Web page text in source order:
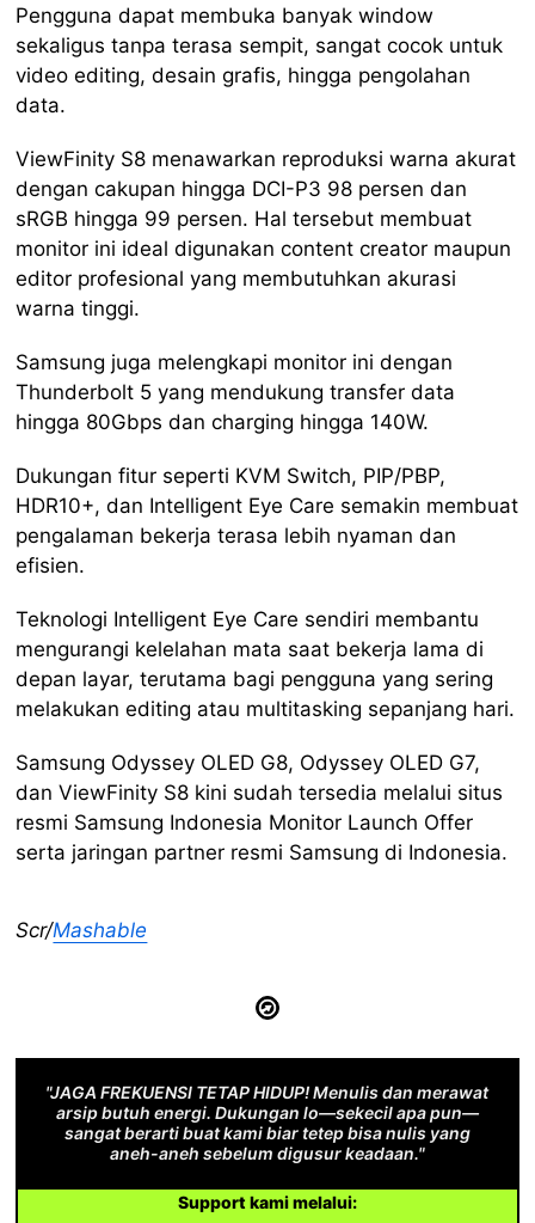
Pengguna dapat membuka banyak window
sekaligus tanpa terasa sempit, sangat cocok untuk
video editing, desain grafis, hingga pengolahan
data.
ViewFinity S8 menawarkan reproduksi warna akurat
dengan cakupan hingga DCI-P3 98 persen dan
sRGB hingga 99 persen. Hal tersebut membuat
monitor ini ideal digunakan content creator maupun
editor profesional yang membutuhkan akurasi
warna tinggi.
Samsung juga melengkapi monitor ini dengan
Thunderbolt 5 yang mendukung transfer data
hingga 80Gbps dan charging hingga 140W.
Dukungan fitur seperti KVM Switch, PIP/PBP,
HDR10+, dan Intelligent Eye Care semakin membuat
pengalaman bekerja terasa lebih nyaman dan
efisien.
Teknologi Intelligent Eye Care sendiri membantu
mengurangi kelelahan mata saat bekerja lama di
depan layar, terutama bagi pengguna yang sering
melakukan editing atau multitasking sepanjang hari.
Samsung Odyssey OLED G8, Odyssey OLED G7,
dan ViewFinity S8 kini sudah tersedia melalui situs
resmi Samsung Indonesia Monitor Launch Offer
serta jaringan partner resmi Samsung di Indonesia.
Scr/Mashable
"JAGA FREKUENSI TETAP HIDUP! Menulis dan merawat
arsip butuh energi. Dukungan lo—sekecil apa pun—
sangat berarti buat kami biar tetep bisa nulis yang
aneh-aneh sebelum digusur keadaan."
Support kami melalui: